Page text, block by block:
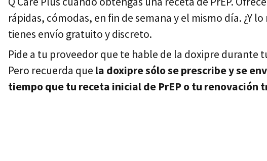
rápidas, cómodas, en fin de semana y el mismo día. ¿Y
tienes envío gratuito y discreto.
Pide a tu proveedor que te hable de la doxipre durante
Pero recuerda que la doxipre sólo se prescribe y se
tiempo que tu receta inicial de PrEP o tu renovación